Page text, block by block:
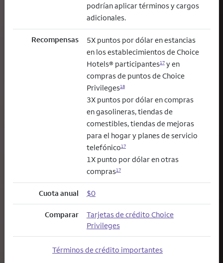
podrían aplicar términos y cargos
adicionales.
Recompensas
5X puntos por dólar en estancias
en los establecimientos de Choice
Hotels® participantes17y en
compras de puntos de Choice
Privileges18
3X puntos por dólar en compras
en gasolineras, tiendas de
comestibles, tiendas de mejoras
para el hogar y planes de servicio
telefónico17
1X punto por dólar en otras
compras17
Cuota anual $0
Comparar
Tarjetas de crédito Choice
Privileges
Términos de crédito importantes